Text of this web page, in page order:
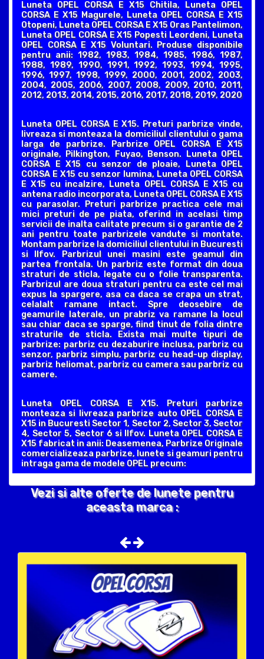
Luneta OPEL CORSA E X15 Chitila, Luneta OPEL
CORSA E X15 Magurele, Luneta OPEL CORSA E X15
Otopeni, Luneta OPEL CORSA E X15 Oras Pantelimon,
Luneta OPEL CORSA E X15 Popesti Leordeni, Luneta
OPEL CORSA E X15 Voluntari. Produse disponibile
pentru anii: 1982, 1983, 1984, 1985, 1986, 1987,
1988, 1989, 1990, 1991, 1992, 1993, 1994, 1995,
1996, 1997, 1998, 1999, 2000, 2001, 2002, 2003,
2004, 2005, 2006, 2007, 2008, 2009, 2010, 2011,
2012, 2013, 2014, 2015, 2016, 2017, 2018, 2019, 2020
Luneta OPEL CORSA E X15. Preturi parbrize vinde,
livreaza si monteaza la domiciliul clientului o gama
larga de parbrize. Parbrize OPEL CORSA E X15
originale, Pilkington, Fuyao, Benson. Luneta OPEL
CORSA E X15 cu senzor de ploaie, Luneta OPEL
CORSA E X15 cu senzor lumina, Luneta OPEL CORSA
E X15 cu incalzire, Luneta OPEL CORSA E X15 cu
antena radio incorporata, Luneta OPEL CORSA E X15
cu parasolar. Preturi parbrize practica cele mai
mici preturi de pe piata, oferind in acelasi timp
servicii de inalta calitate precum si o garantie de 2
ani pentru toate parbrizele vandute si montate.
Montam parbrize la domiciliul clientului in Bucuresti
si Ilfov. Parbrizul unei masini este geamul din
partea frontala. Un parbriz este format din doua
straturi de sticla, legate cu o folie transparenta.
Parbrizul are doua straturi pentru ca este cel mai
expus la spargere, asa ca daca se crapa un strat,
celalalt ramane intact. Spre deosebire de
geamurile laterale, un prabriz va ramane la locul
sau chiar daca se sparge, fiind tinut de folia dintre
straturile de sticla. Exista mai multe tipuri de
parbrize: parbriz cu dezaburire inclusa, parbriz cu
senzor, parbriz simplu, parbriz cu head-up display,
parbriz heliomat, parbriz cu camera sau parbriz cu
camere.
Luneta OPEL CORSA E X15. Preturi parbrize
monteaza si livreaza parbrize auto OPEL CORSA E
X15 in Bucuresti Sector 1, Sector 2, Sector 3, Sector
4, Sector 5, Sector 6 si Ilfov. Luneta OPEL CORSA E
X15 fabricat in anii: Deasemenea, Parbrize Originale
comercializeaza parbrize, lunete si geamuri pentru
intraga gama de modele OPEL precum:
Vezi si alte oferte de lunete pentru
aceasta marca :